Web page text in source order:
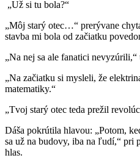
„Už si tu bola?“
„Môj starý otec…“ prerývane
stavba mi bola od začiatku
„Na nej sa ale fanatici
„Na začiatku si mysleli, že
matematiky.“
„Tvoj starý otec teda prežil
Dáša pokrútila hlavou: „Potom,
sa už na budovy, iba na ľudí,“ pri
hlas.